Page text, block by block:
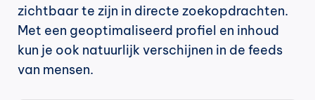
zichtbaar te zijn in directe zoekopdrachten.
Met een geoptimaliseerd profiel en inhoud
kun je ook natuurlijk verschijnen in de feeds
van mensen.